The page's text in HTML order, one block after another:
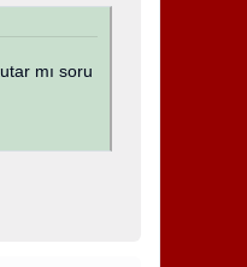
mı soru